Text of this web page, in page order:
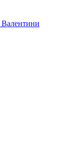
Валентини